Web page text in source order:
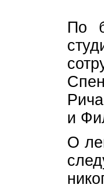
По
и
О